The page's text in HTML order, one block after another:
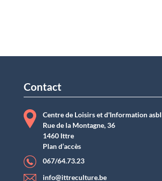
Contact
Centre de Loisirs et d'Information asbI
Rue de la Montagne, 36
1460 Ittre
Plan d’accès
067/64.73.23
info@ittreculture.be